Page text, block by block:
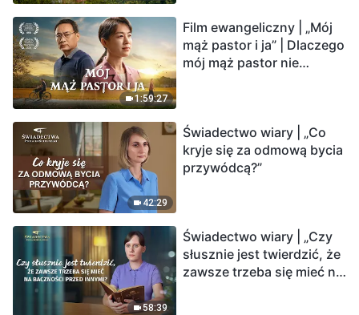
1:59:27
Film ewangeliczny | „Mój
mąż pastor i ja” | Dlaczego
mój mąż pastor nie
42:29
Świadectwo wiary | „Co
kryje się za odmową bycia
przywódcą?”
58:39
Świadectwo wiary | „Czy
słusznie jest twierdzić, że
zawsze trzeba się mieć na